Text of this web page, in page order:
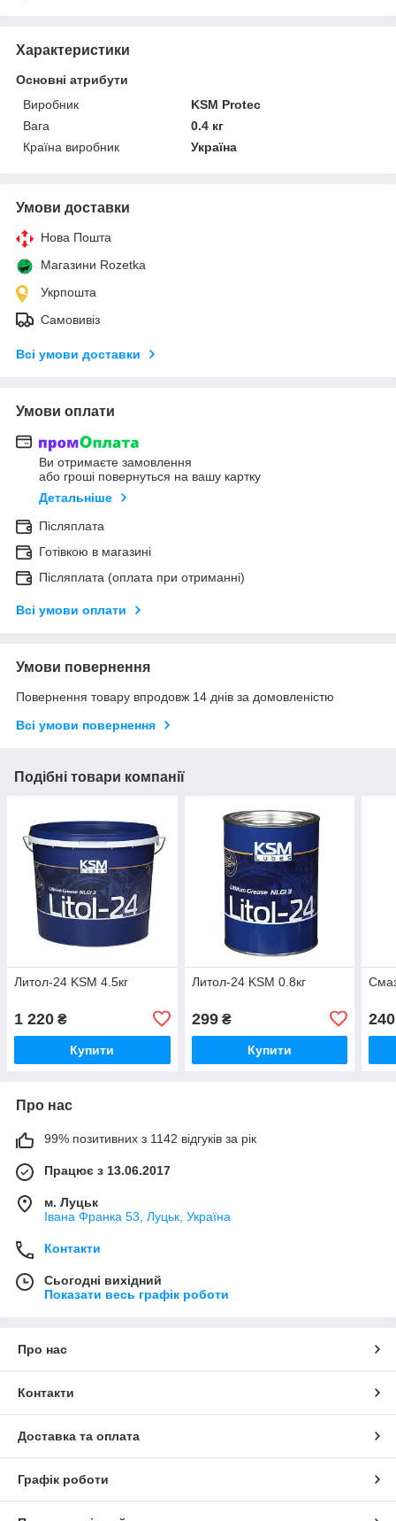
Характеристики
Основні атрибути
Виробник
KSM Protec
Вага
0.4 кг
Країна виробник
Україна
Умови доставки
Нова Пошта
Магазини Rozetka
Укрпошта
Самовивіз
Всі умови доставки
Умови оплати
Ви отримаєте замовлення
або гроші повернуться на вашу картку
Детальніше
Післяплата
Готівкою в магазині
Післяплата (оплата при отриманні)
Всі умови оплати
Умови повернення
Повернення товару впродовж 14 днів за домовленістю
Всі умови повернення
Подібні товари компанії
Литол-24 KSM 4.5кг
1 220 ₴
Купити
Литол-24 KSM 0.8кг
299₴
Купити
240
Про нас
99% позитивних з 1142 відгуків за рік
Працює з 13.06.2017
м. Луцьк
Івана Франка 53, Луцьк, Україна
Контакти
Сьогодні вихідний
Показати весь графік роботи
Про нас
Контакти
Доставка та оплата
Графік роботи